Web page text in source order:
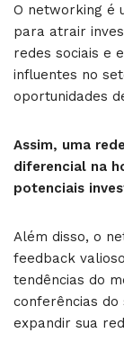
O networking é
para atrair
redes sociais e
influentes no
oportunidades
Assim, uma
diferencial na
potenciais
Além disso, o
feedback
tendências do
conferências
expandir sua